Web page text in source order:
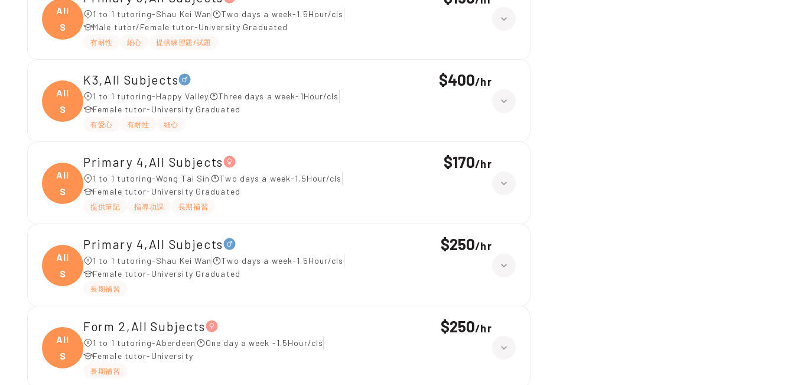
All
S
1 to 1 tutoring-Shau Kei Wan
Two days a week-1.5Hour/cls
Male tutor/Female tutor-University Graduated
有耐性 細心 提供練習題/試題
All
S
K3,All Subjects
1 to 1 tutoring-Happy Valley
Three days a week-1Hour/cls
Female tutor-University Graduated
有愛心 有耐性 細心
$400/hr
All
S
Primary 4,All Subjects
1 to 1 tutoring-Wong Tai Sin
Two days a week-1.5Hour/cls
Female tutor-University Graduated
提供筆記 指導功課 長期補習
$170/hr
All
S
Primary 4,All Subjects
1 to 1 tutoring-Shau Kei Wan
Two days a week-1.5Hour/cls
Female tutor-University Graduated
長期補習
$250/hr
All
S
Form 2,All Subjects
1 to 1 tutoring-Aberdeen
One day a week -1.5Hour/cls
Female tutor-University
長期補習
$250/hr